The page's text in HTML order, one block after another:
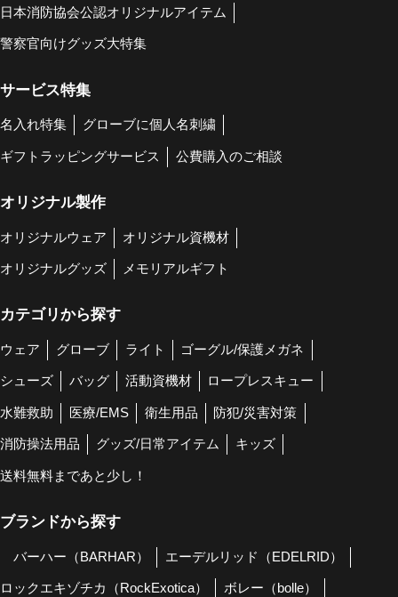
日本消防協会公認オリジナルアイテム
警察官向けグッズ大特集
サービス特集
名入れ特集 グローブに個人名刺繍
ギフトラッピングサービス 公費購入のご相談
オリジナル製作
オリジナルウェア オリジナル資機材
オリジナルグッズ メモリアルギフト
カテゴリから探す
ウェア グローブ ライト ゴーグル/保護メガネ
シューズ バッグ 活動資機材 ロープレスキュー
水難救助 医療/EMS 衛生用品 防犯/災害対策
消防操法用品 グッズ/日常アイテム キッズ
送料無料まであと少し！
ブランドから探す
バーハー（BARHAR） エーデルリッド（EDELRID）
ロックエキゾチカ（RockExotica） ボレー（bolle）